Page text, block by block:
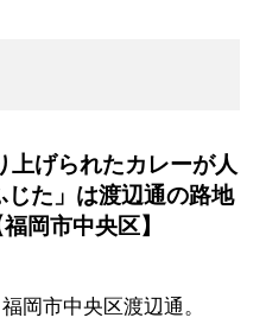
上げられたカレーが人
た」は渡辺通の路地
岡市中央区】
岡市中央区渡辺通。